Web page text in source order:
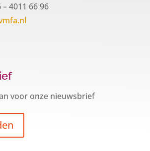
– 4011 66 96
voor onze nieuwsbrief